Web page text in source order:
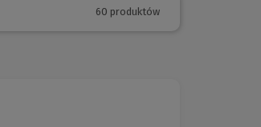
60 produktów